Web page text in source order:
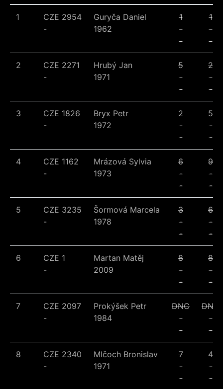
1
CZE 2954
-
Guryča Daniel
1962
1
-
-
1
-
-
2
CZE 2271
-
Hrubý Jan
1971
5
-
-
2
-
-
3
CZE 1826
-
Bryx Petr
1972
2
-
-
5
-
-
4
CZE 1162
-
Mrázová Sylvia
1973
6
-
-
9
-
-
5
CZE 3235
-
Šormová Marcela
1978
3
-
-
6
-
-
6
CZE 1
-
Martan Matěj
2009
8
-
-
8
-
-
7
CZE 2097
-
Prokýšek Petr
1984
DNC
-
-
DNC
-
-
8
CZE 2340
-
Mlčoch Bronislav
1971
7
-
-
4
-
-